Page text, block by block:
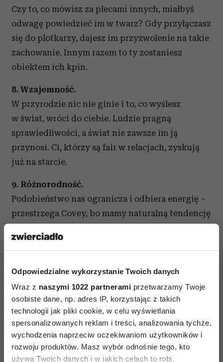
Odpowiedzialne wykorzystanie Twoich danych
Wraz z naszymi 1022 partnerami przetwarzamy Twoje
osobiste dane, np. adres IP, korzystając z takich
technologii jak pliki cookie, w celu wyświetlania
spersonalizowanych reklam i treści, analizowania tychże,
wychodzenia naprzeciw oczekiwaniom użytkowników i
rozwoju produktów. Masz wybór odnośnie tego, kto
używa Twoich danych i w jakich celach to robi.
Czy to, co mówisz za plecami innych, miałbyś
odwagę powiedzieć im w twarz? Gdy przyłączasz
się do plotkarzy, dajesz im przyzwolenie na takie
zachowanie. Innym razem to ty zostaniesz
obiektem ich kpin.
8. Wzajemność.
W przyrodzie nic nie ginie i to, co wyślesz
w świat, wróci do ciebie. Ludzie pragną
sprawiedliwości, a świat nie zawsze im ją
przynosi. Ci, którzy są fair w relacjach, zyskują
już na starcie.
9. Różnorodność.
Podobieństwo nas ogranicza i odbiera energię –
przestrzega Covey, bo mamy naturalną tendencję
A tylko grupy osób o różnych zainteresowaniach,
innowacyjne rozwiązania i popychają świat
naprzód.
10. Niekończąca się nauka.
Ciągłe dokształcanie się to nie tylko wymóg
naszych czasów, w których wszystko zmienia się
w zawrotnym tempie, ale i dobro samo w sobie.